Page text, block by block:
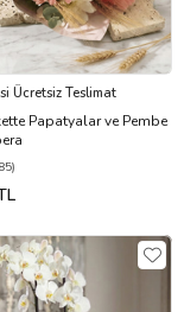
Ücretsiz Teslimat
Papatyalar ve Pembe